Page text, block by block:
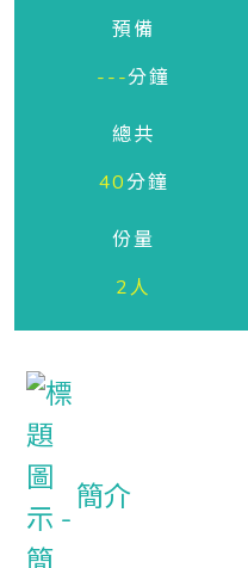
預備
---分鐘
總共
40分鐘
份量
2人
簡介